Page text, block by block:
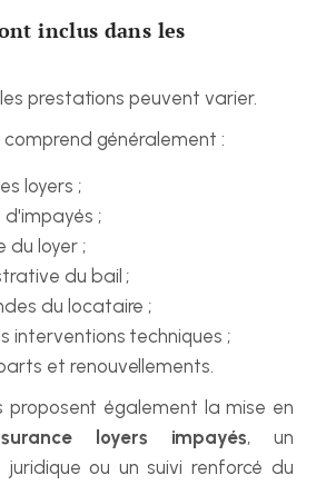
inclus dans les
prestations peuvent varier.
généralement :
loyers ;
d'impayés ;
du loyer ;
du bail ;
du locataire ;
interventions techniques ;
et renouvellements.
proposent également la mise en
loyers impayés, un
ou un suivi renforcé du